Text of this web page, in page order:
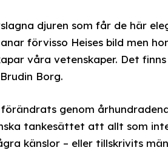
djuren som får de här
förvisso Heises bild men
våra vetenskaper. Det
Borg.
genom
tankesättet att allt som
känslor – eller tillskrivits